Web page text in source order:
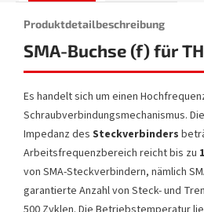
Produktdetailbeschreibung
SMA-Buchse (f) für
Es handelt sich um einen
Schraubverbindungsmechanismus.
Impedanz des Steckverbinders
Arbeitsfrequenzbereich reicht bis zu
von SMA-Steckverbindern, nämlich
garantierte Anzahl von Steck- und